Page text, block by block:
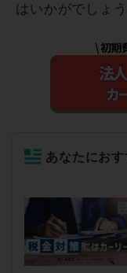
はいかがでしょう
あなたにお